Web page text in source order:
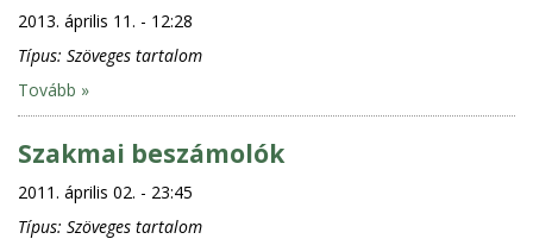
2013. április 11. - 12:28
Típus: Szöveges tartalom
Tovább »
Szakmai beszámolók
2011. április 02. - 23:45
Típus: Szöveges tartalom